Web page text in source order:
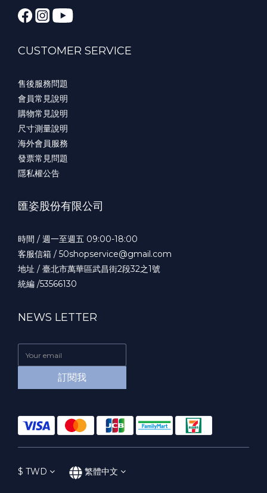
CUSTOMER SERVICE
售後服務問題
會員常見說明
購物常見說明
尺寸測量說明
海外會員服務
發票常見問題
隱私權公告
匯姿股份有限公司
時間 / 週一至週五 09:00-18:00
客服信箱 / 50shopservice@gmail.com
地址 / 臺北市萬華區武昌街2段32之1號
統編 /53566130
NEWS LETTER
訂閱我
$ TWD 繁體中文